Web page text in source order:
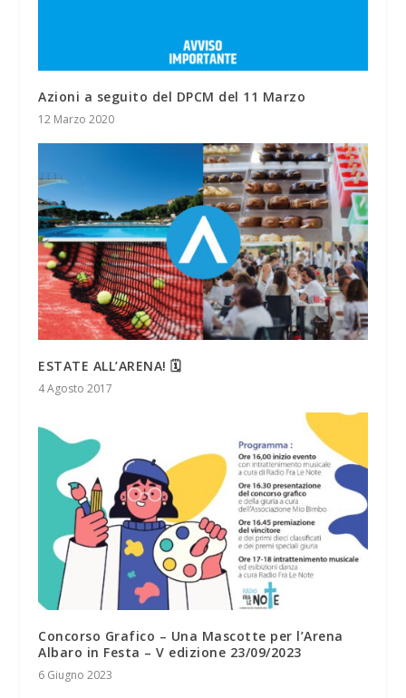
Azioni a seguito del DPCM del 11 Marzo
12 Marzo 2020
ESTATE ALL’ARENA! 🗓
4 Agosto 2017
Concorso Grafico – Una Mascotte per l’Arena
Albaro in Festa – V edizione 23/09/2023
6 Giugno 2023